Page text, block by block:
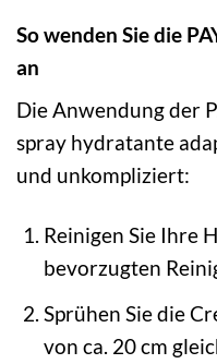
So wenden Sie die
an
Die Anwendung der
spray hydratante
und unkompliziert:
Reinigen Sie Ihre
bevorzugten
Sprühen Sie die
von ca. 20 cm